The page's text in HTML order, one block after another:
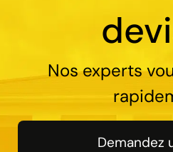
Nos experts
Demandez